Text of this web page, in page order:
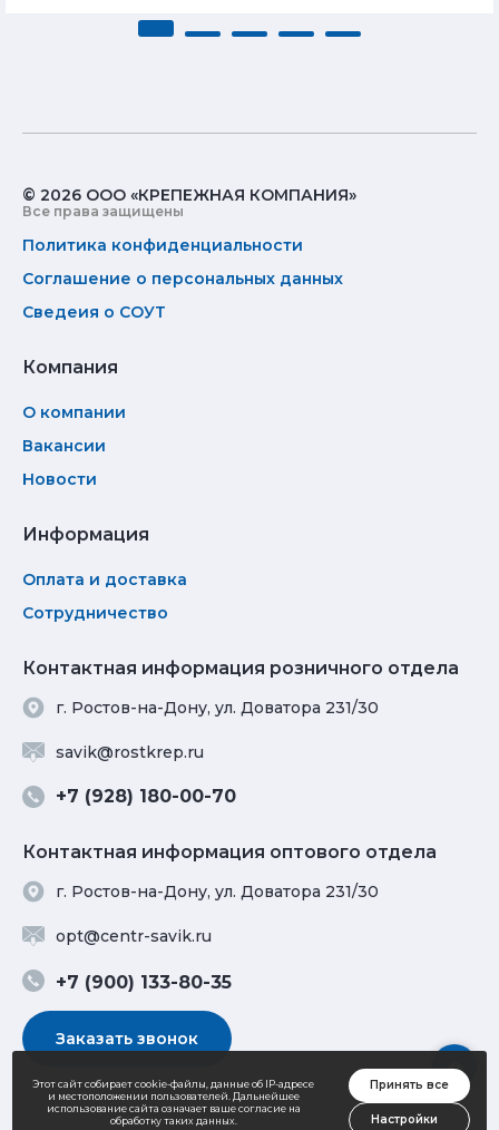
© 2026 ООО «КРЕПЕЖНАЯ КОМПАНИЯ»
Все права защищены
Политика конфиденциальности
Соглашение о персональных данных
Сведеия о СОУТ
Компания
О компании
Вакансии
Новости
Информация
Оплата и доставка
Сотрудничество
Контактная информация розничного отдела
г. Ростов-на-Дону, ул. Доватора 231/30
savik@rostkrep.ru
+7 (928) 180-00-70
Контактная информация оптового отдела
г. Ростов-на-Дону, ул. Доватора 231/30
opt@centr-savik.ru
+7 (900) 133-80-35
Заказать звонок
Этот сайт собирает cookie-файлы, данные об IP-адресе
и местоположении пользователей. Дальнейшее
использование сайта означает ваше согласие на
обработку таких данных.
Принять все
Настройки